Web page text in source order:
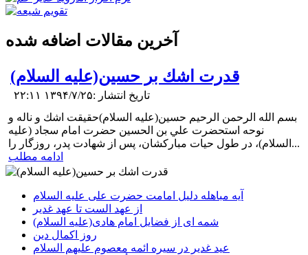
آخرین مقالات اضافه شده
قدرت اشك بر حسين(علیه السلام)
تاریخ انتشار :۱۳۹۴/۷/۲۵ ۲۲:۱۱
بسم الله الرحمن الرحیم حسين(علیه السلام)حقيقت اشك و ناله و
نوحه استحضرت علي بن الحسين حضرت امام سجاد (علیه
السلام)، در طول حيات مباركشان، پس از شهادت پدر، روزگار را...
ادامه مطلب
آیه مباهله دلیل امامت حضرت علی علیه السلام
از عهد الست تا عهد غدير
شمه ای از فضایل امام هادی(علیه السلام)
روز اکمال دین
عيد غدير در سيره ائمه معصوم علیهم السلام